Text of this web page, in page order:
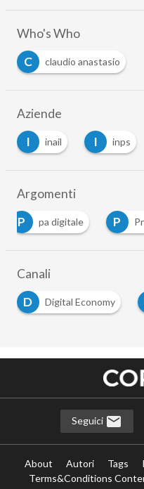
Who's Who
C
claudio anastasio
Aziende
I
inail I inps
Argomenti
P
pa digitale P
Canali
D
Digital Economy
Seguici
About Autori Tags
Terms&Conditions